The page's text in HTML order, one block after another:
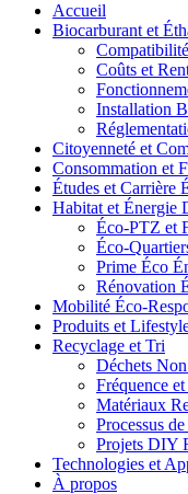
Accueil
Biocarburant et
Coûts et
Installation
Citoyenneté et
Consommation et
Études et Carrière
Habitat et Énergie
Éco-PTZ et
Éco-
Prime Éco
Rénovation
Mobilité Éco-
Produits et
Recyclage et Tri
Déchets
Fréquence
Matériaux
Processus
Projets DIY
Technologies et
À propos